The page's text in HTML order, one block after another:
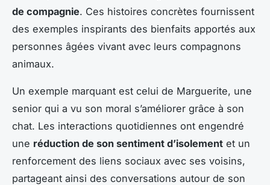
de compagnie. Ces histoires concrètes fournissent
des exemples inspirants des bienfaits apportés aux
personnes âgées vivant avec leurs compagnons
animaux.
Un exemple marquant est celui de Marguerite, une
senior qui a vu son moral s’améliorer grâce à son
chat. Les interactions quotidiennes ont engendré
une réduction de son sentiment d’isolement et un
renforcement des liens sociaux avec ses voisins,
partageant ainsi des conversations autour de son